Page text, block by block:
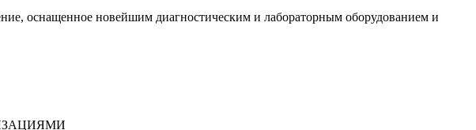
оснащенное новейшим диагностическим и лабораторным оборудованием и